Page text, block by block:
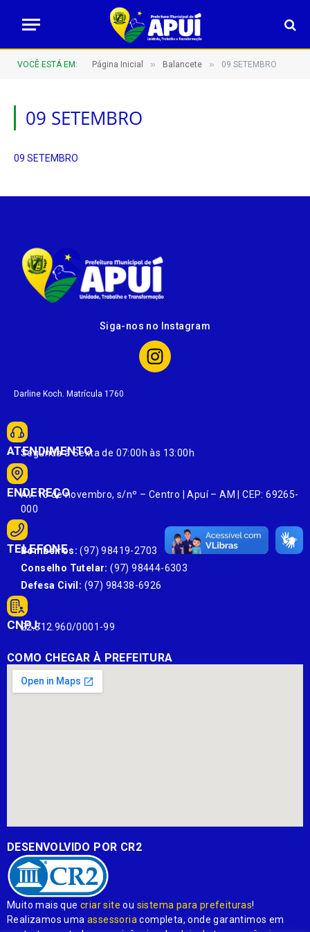
VOCÊ ESTÁ EM: Página Inicial » Balancete » 09 SETEMBRO
09 SETEMBRO
09 SETEMBRO
Siga-nos no Instagram
Darline Koch. Matrícula 1760
ATENDIMENTO
Segunda à Sexta de 07:00h às 13:00h
ENDEREÇO
Av. 13 de novembro, s/nº – Centro | Apuí – AM | CEP: 69265-
000
TELEFONE
Bombeiros: (97) 98419-2703
Conselho Tutelar: (97) 98444-6303
Defesa Civil: (97) 98438-6926
CNPJ:
22.812.960/0001-99
COMO CHEGAR À PREFEITURA
DESENVOLVIDO POR CR2
Muito mais quecriar site ou sistema para prefeituras!
Realizamos umaassessoria completa, onde garantimos em